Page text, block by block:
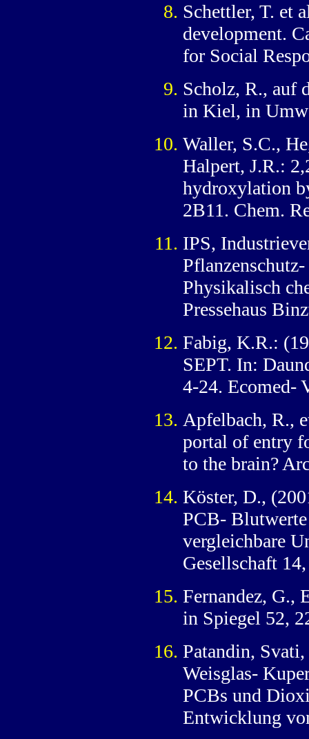
Schettler, T. et
development.
for Social
Scholz, R., auf
in Kiel, in
Waller, S.C.,
Halpert, J.R.:
hydroxylation
2B11. Chem.
IPS,
Physikalisch
Pressehaus
Fabig, K.R.:
SEPT. In:
4-24. Ecomed-
Apfelbach, R.,
portal of entry
to the brain?
Köster, D.,
PCB-
vergleichbare
Gesellschaft
Fernandez, G.,
in Spiegel 52,
Patandin,
Weisglas-
PCBs und
Entwicklung